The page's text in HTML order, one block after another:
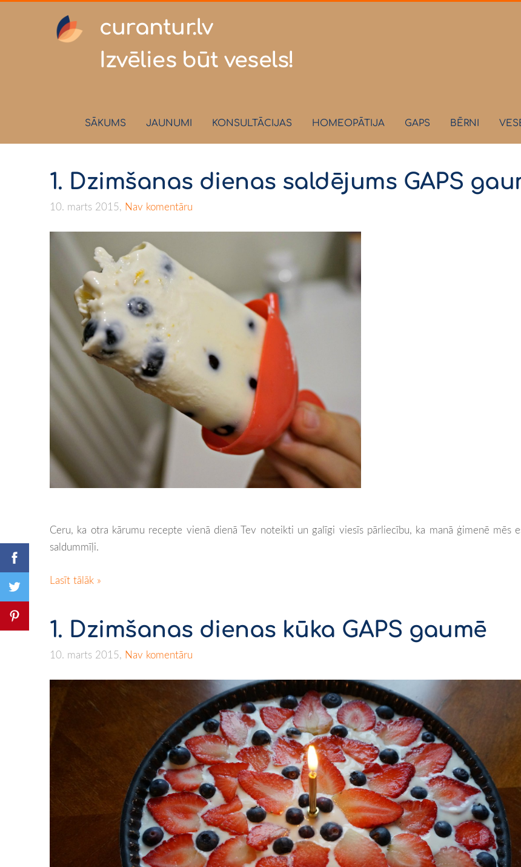
curantur.lv
Izvēlies būt vesels!
SĀKUMS JAUNUMI KONSULTĀCIJAS HOMEOPĀTIJA GAPS BĒRNI
1. Dzimšanas dienas saldējums GAPS
10. marts 2015, Nav komentāru
Ceru, ka otra kārumu recepte vienā dienā Tev noteikti un galīgi viesīs pārliecību, ka manā ģimenē mēs
saldummīļi.
Lasīt tālāk »
1. Dzimšanas dienas kūka GAPS gaumē
10. marts 2015, Nav komentāru